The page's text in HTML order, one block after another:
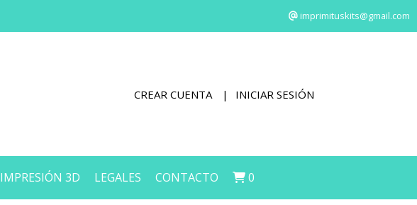
imprimituskits@gmail.com
CREAR CUENTA INICIAR SESIÓN
IMPRESIÓN 3D LEGALES CONTACTO 0